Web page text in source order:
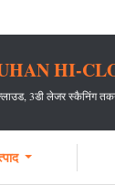
HI-
3डी लेजर स्कैनिंग